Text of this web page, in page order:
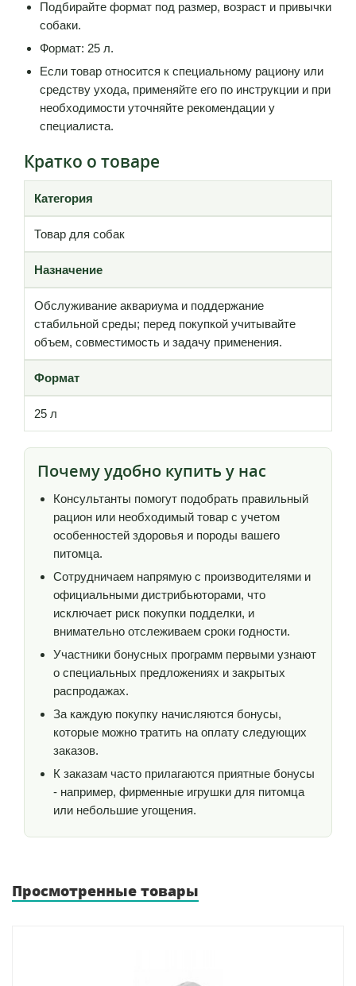
Подбирайте формат под размер, возраст и привычки
собаки.
Формат: 25 л.
Если товар относится к специальному рациону или
средству ухода, применяйте его по инструкции и при
необходимости уточняйте рекомендации у
специалиста.
Кратко о товаре
Категория
Товар для собак
Назначение
Обслуживание аквариума и поддержание
стабильной среды; перед покупкой учитывайте
объем, совместимость и задачу применения.
Формат
25 л
Почему удобно купить у нас
Консультанты помогут подобрать правильный
рацион или необходимый товар с учетом
особенностей здоровья и породы вашего
питомца.
Сотрудничаем напрямую с производителями и
официальными дистрибьюторами, что
исключает риск покупки подделки, и
внимательно отслеживаем сроки годности.
Участники бонусных программ первыми узнают
о специальных предложениях и закрытых
распродажах.
За каждую покупку начисляются бонусы,
которые можно тратить на оплату следующих
заказов.
К заказам часто прилагаются приятные бонусы
- например, фирменные игрушки для питомца
или небольшие угощения.
Просмотренные товары